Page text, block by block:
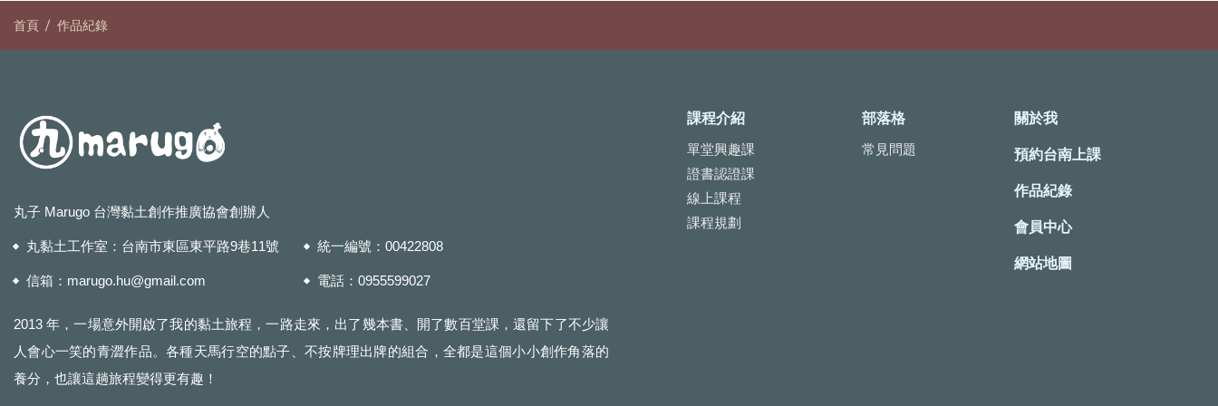
首頁 作品紀錄
丸子 Marugo 台灣黏土創作推廣協會創辦人
丸黏土工作室： 台南市東區東平路9巷11號 統一編號：00422808
信箱： marugo.hu@gmail.com 電話： 0955599027
2013 年，一場意外開啟了我的黏土旅程，一路走來，出了幾本書、開了數百堂課，還留下了不少讓
人會心一笑的青澀作品。各種天馬行空的點子、不按牌理出牌的組合，全都是這個小小創作角落的
養分，也讓這趟旅程變得更有趣！
課程介紹
單堂興趣課
證書認證課
線上課程
課程規劃
部落格
常見問題
關於我
預約台南上課
作品紀錄
會員中心
網站地圖